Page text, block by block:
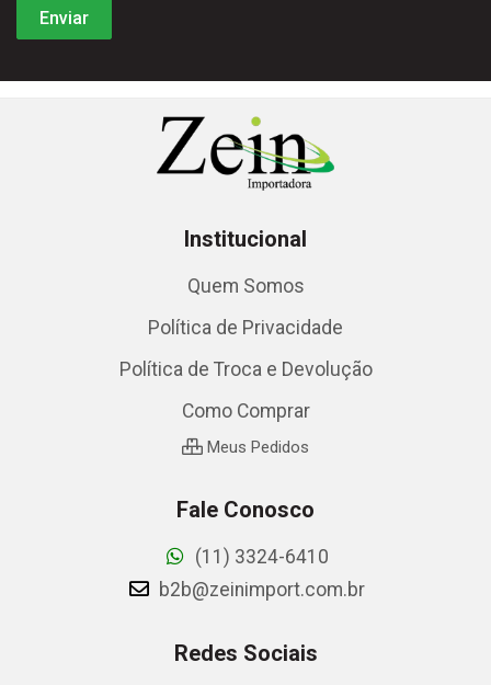
Institucional
Quem Somos
Política de Privacidade
Política de Troca e Devolução
Como Comprar
Meus Pedidos
Fale Conosco
(11) 3324-6410
b2b@zeinimport.com.br
Redes Sociais